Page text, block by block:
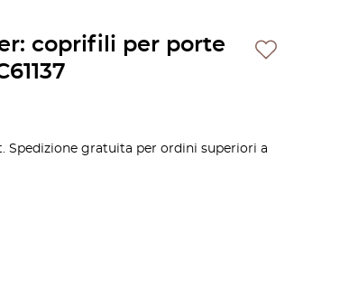
coprifili per porte
Spedizione gratuita per ordini superiori a